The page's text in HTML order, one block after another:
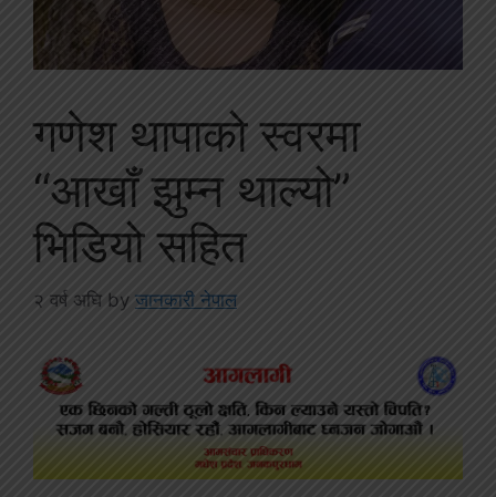
गणेश थापाको स्वरमा
“आखाँ झुम्न थाल्यो”
भिडियो सहित
२ वर्ष अघि by जानकारी नेपाल